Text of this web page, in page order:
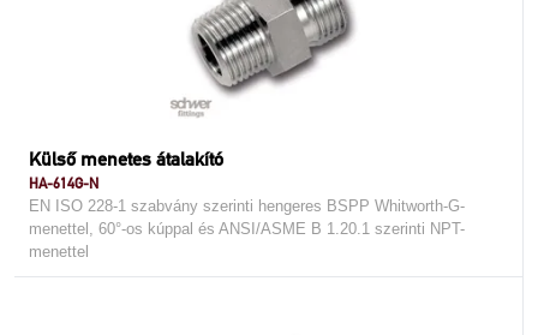
Külső menetes átalakító
HA-614G-N
EN ISO 228-1 szabvány szerinti hengeres BSPP Whitworth-G-
menettel, 60°-os kúppal és ANSI/ASME B 1.20.1 szerinti NPT-
menettel